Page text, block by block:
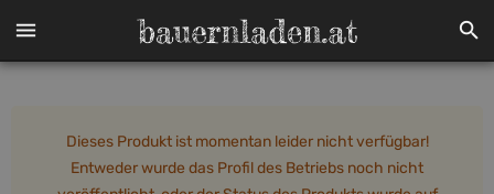
Dieses Produkt ist momentan leider nicht verfügbar!
Entweder wurde das Profil des Betriebs noch nicht